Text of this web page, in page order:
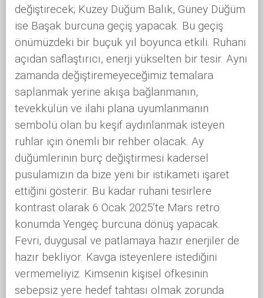
değiştirecek; Kuzey Düğüm Balık, Güney Düğüm
ise Başak burcuna geçiş yapacak. Bu geçiş
önümüzdeki bir buçuk yıl boyunca etkili. Ruhani
açıdan saflaştırıcı, enerji yükselten bir tesir. Aynı
zamanda değiştiremeyeceğimiz temalara
saplanmak yerine akışa bağlanmanın,
tevekkülün ve ilahi plana uyumlanmanın
sembolü olan bu keşif aydınlanmak isteyen
ruhlar için önemli bir rehber olacak. Ay
düğümlerinin burç değiştirmesi kadersel
pusulamızın da bize yeni bir istikameti işaret
ettiğini gösterir. Bu kadar ruhani tesirlere
kontrast olarak 6 Ocak 2025’te Mars retro
konumda Yengeç burcuna dönüş yapacak.
Fevri, duygusal ve patlamaya hazır enerjiler de
hazır bekliyor. Kavga isteyenlere istediğini
vermemeliyiz. Kimsenin kişisel öfkesinin
sebepsiz yere hedef tahtası olmak zorunda